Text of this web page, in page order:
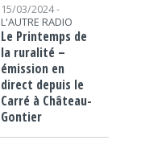
15/03/2024 -
L'AUTRE RADIO
Le Printemps de
la ruralité –
émission en
direct depuis le
Carré à Château-
Gontier